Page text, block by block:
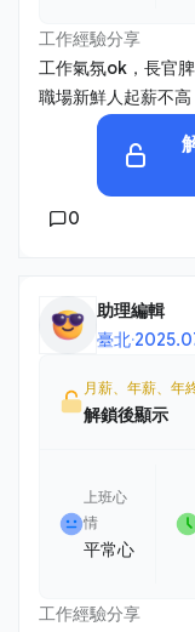
工作經驗分享
工作氣氛ok，長官
職場新鮮人起薪不
0
助理編輯
臺北·
月薪、年薪、年
解鎖後顯示
上班心
情
平常心
工作經驗分享